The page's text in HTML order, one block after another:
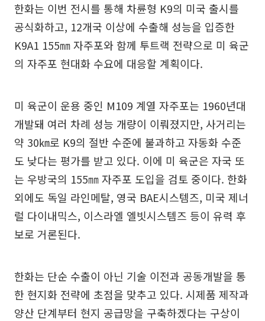
한화는 이번 전시를 통해 차륜형 K9의 미국 출시를
공식화하고, 12개국 이상에 수출해 성능을 입증한
K9A1 155㎜ 자주포와 함께 투트랙 전략으로 미 육군
의 자주포 현대화 수요에 대응할 계획이다.
미 육군이 운용 중인 M109 계열 자주포는 1960년대
개발돼 여러 차례 성능 개량이 이뤄졌지만, 사거리는
약 30㎞로 K9의 절반 수준에 불과하고 자동화 수준
도 낮다는 평가를 받고 있다. 이에 미 육군은 자국 또
는 우방국의 155㎜ 자주포 도입을 검토 중이다. 한화
외에도 독일 라인메탈, 영국 BAE시스템즈, 미국 제너
럴 다이내믹스, 이스라엘 엘빗시스템즈 등이 유력 후
보로 거론된다.
한화는 단순 수출이 아닌 기술 이전과 공동개발을 통
한 현지화 전략에 초점을 맞추고 있다. 시제품 제작과
양산 단계부터 현지 공급망을 구축하겠다는 구상이